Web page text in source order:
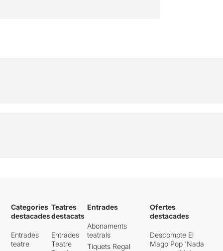
Categories
destacades
Entrades
teatre
Teatres
destacats
Entrades
Teatre
Entrades
Abonaments
teatrals
Tiquets Regal
Ofertes
destacades
Descompte El
Mago Pop 'Nada